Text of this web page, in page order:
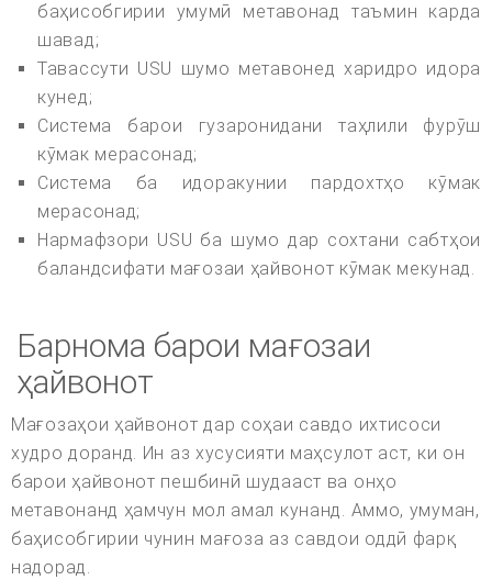
баҳисобгирии умумӣ метавонад таъмин карда
шавад;
Тавассути USU шумо метавонед харидро идора
кунед;
Система барои гузаронидани таҳлили фурӯш
кӯмак мерасонад;
Система ба идоракунии пардохтҳо кӯмак
мерасонад;
Нармафзори USU ба шумо дар сохтани сабтҳои
баландсифати мағозаи ҳайвонот кӯмак мекунад.
Барнома барои мағозаи
ҳайвонот
Мағозаҳои ҳайвонот дар соҳаи савдо ихтисоси
худро доранд. Ин аз хусусияти маҳсулот аст, ки он
барои ҳайвонот пешбинӣ шудааст ва онҳо
метавонанд ҳамчун мол амал кунанд. Аммо, умуман,
баҳисобгирии чунин мағоза аз савдои оддӣ фарқ
надорад.